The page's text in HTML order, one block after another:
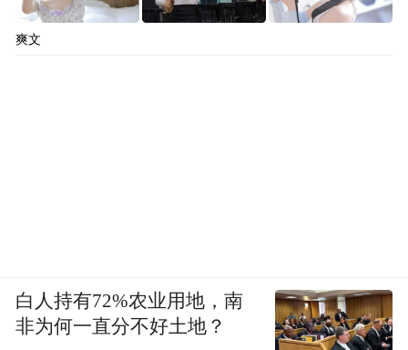
爽文
白人持有72%农业用地，南
非为何一直分不好土地？